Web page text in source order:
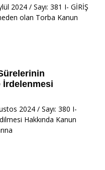
2024 / Sayı: 381 I- GİRİŞ
olan Torba Kanun
İrdelenmesi
2024 / Sayı: 380 I-
Hakkında Kanun